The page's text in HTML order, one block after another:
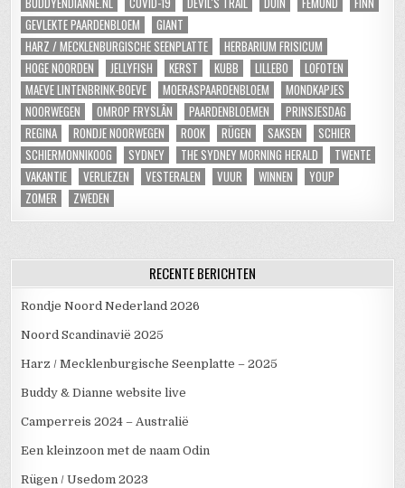
GEVLEKTE PAARDENBLOEM
GIANT
HARZ / MECKLENBURGISCHE SEENPLATTE
HERBARIUM FRISICUM
HOGE NOORDEN
JELLYFISH KERST KUBB LILLEBO
LOFOTEN
MAEVE LINTENBRINK-BOEVE
MOERASPAARDENBLOEM
MONDKAPJES
NOORWEGEN
OMROP FRYSLÂN PAARDENBLOEMEN
PRINSJESDAG
REGINA
RONDJE NOORWEGEN ROOK RÜGEN SAKSEN
SCHIER
SCHIERMONNIKOOG
SYDNEY THE SYDNEY MORNING HERALD
TWENTE
VAKANTIE
VERLIEZEN VESTERALEN VUUR WINNEN
YOUP
ZOMER
ZWEDEN
RECENTE BERICHTEN
Rondje Noord Nederland 2026
Noord Scandinavië 2025
Harz / Mecklenburgische Seenplatte – 2025
Buddy & Dianne website live
Camperreis 2024 – Australië
Een kleinzoon met de naam Odin
Rügen / Usedom 2023